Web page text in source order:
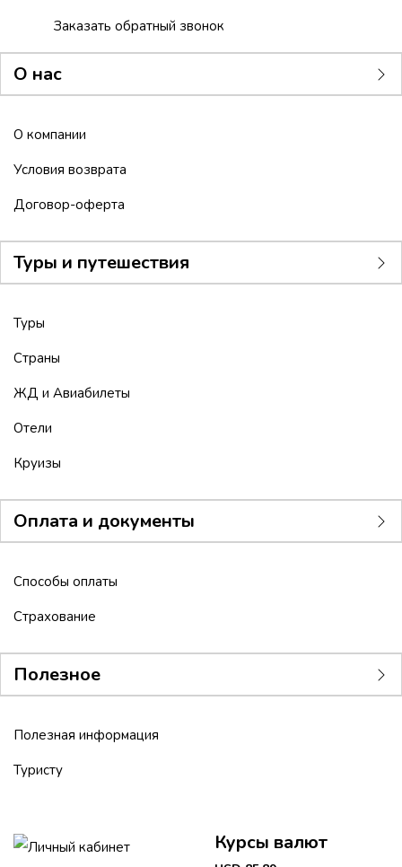
Заказать обратный звонок
О нас
О компании
Условия возврата
Договор-оферта
Туры и путешествия
Туры
Страны
ЖД и Авиабилеты
Отели
Круизы
Оплата и документы
Способы оплаты
Страхование
Полезное
Полезная информация
Туристу
Личный кабинет Курсы валют